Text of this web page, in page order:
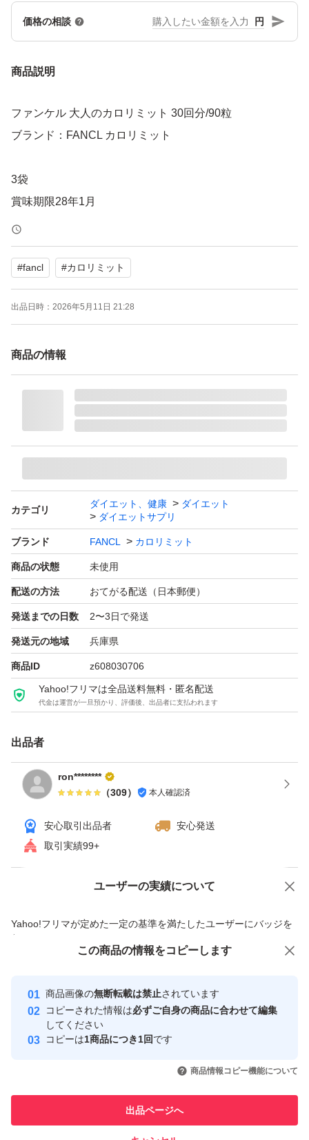
価格の相談 円
商品説明
ファンケル 大人のカロリミット 30回分/90粒
ブランド：FANCL カロリミット
3袋
#fancl #カロリミット
出品日時： 2026年5月11日 21:28
商品の情報
カテゴリ
ダイエット、健康
ダイエット
ダイエットサプリ
ブランド FANCL カロリミット
商品の状態 未使用
配送の方法 おてがる配送（日本郵便）
発送までの日数 2〜3日で発送
発送元の地域 兵庫県
商品ID z608030706
Yahoo!フリマは全品送料無料・匿名配送
代金は運営が一旦預かり、評価後、出品者に支払われます
出品者
ron********
（309） 本人確認済
安心取引出品者
安心発送
取引実績99+
ユーザーの実績について
Yahoo!フリマが定めた一定の基準を満たしたユーザーにバッジを
付与しています
安心取引出品者
心・安全なユーザーです
取引実績
引を完了させた実績があります
での取引実績があります
価格の相談 商品への質問
この商品の情報をコピーします
商品画像の無断転載は禁止されています
コピーされた情報は必ずご自身の商品に合わせて編集
してください
コピーは1商品につき1回です
商品情報コピー機能について
出品ページへ
この商品をみている人にオススメ